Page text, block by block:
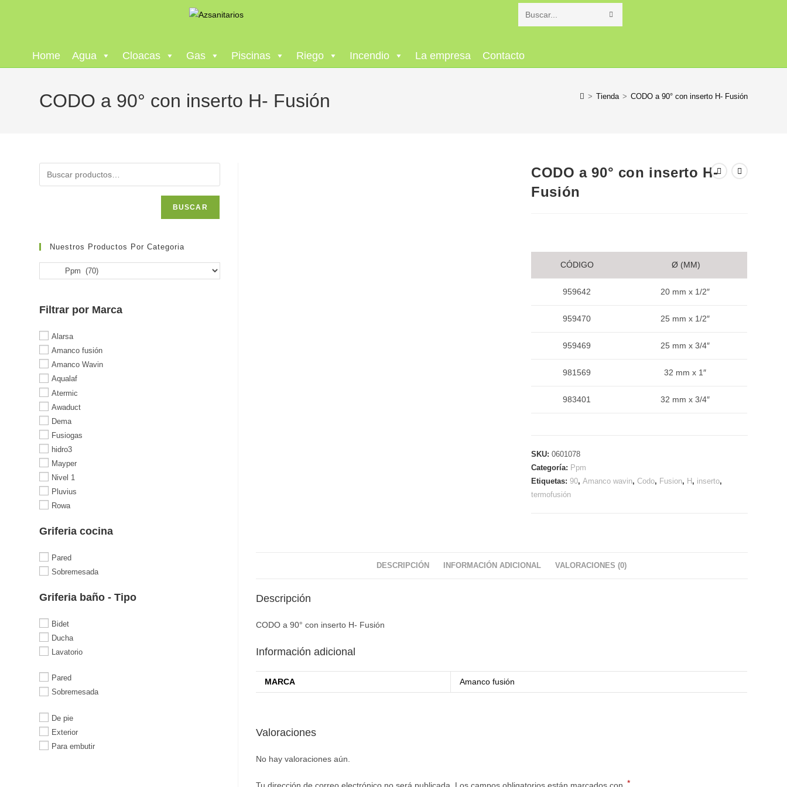
Buscar
Home Agua Cloacas Gas Piscinas Riego Incendio La empresa Contacto
CODO a 90° con inserto H- Fusión > Tienda > CODO a 90° con inserto H- Fusión
CODO a 90° con inserto H-
Fusión
CÓDIGO Ø (MM)
959642 20 mm x 1/2″
959470 25 mm x 1/2″
959469 25 mm x 3/4″
981569 32 mm x 1″
983401 32 mm x 3/4″
SKU:0601078
Categoría: Ppm
Etiquetas:90,Amanco wavin,Codo, Fusion, H, inserto,
termofusión
DESCRIPCIÓN INFORMACIÓN ADICIONAL VALORACIONES (0)
Descripción
CODO a 90° con inserto H- Fusión
Información adicional
MARCA Amanco fusión
Valoraciones
No hay valoraciones aún.
*
BUSCAR
Nuestros Productos Por Categoria
Filtrar por Marca
Alarsa
Amanco fusión
Amanco Wavin
Aqualaf
Atermic
Awaduct
Dema
Fusiogas
hidro3
Mayper
Nivel 1
Pluvius
Rowa
Griferia cocina
Pared
Sobremesada
Griferia baño - Tipo
Bidet
Ducha
Lavatorio
Pared
Sobremesada
De pie
Exterior
Para embutir